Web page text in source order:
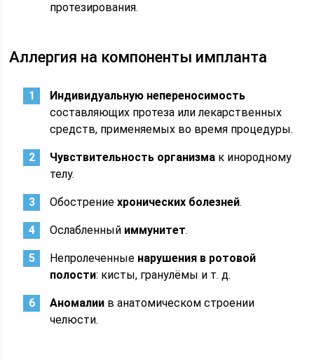
протезирования.
Аллергия на компоненты импланта
Индивидуальную непереносимость
составляющих протеза или лекарственных
средств, применяемых во время процедуры.
Чувствительность организма к инородному
телу.
Обострениехронических болезней.
Ослабленный иммунитет.
Непролеченные нарушения в ротовой
полости: кисты, гранулёмы и т. д.
Аномалии в анатомическом строении
челюсти.